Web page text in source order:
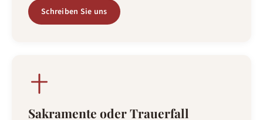
Schreiben Sie uns
Sakramente oder Trauerfall